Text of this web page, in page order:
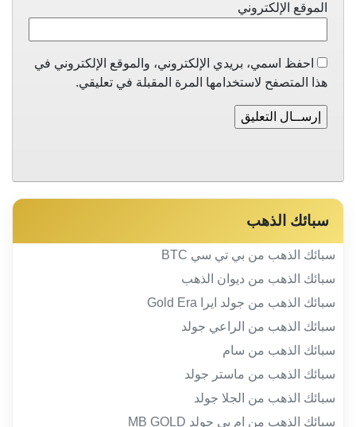
الموقع الإلكتروني
احفظ اسمي، بريدي الإلكتروني، والموقع الإلكتروني في
هذا المتصفح لاستخدامها المرة المقبلة في تعليقي.
سبائك الذهب
سبائك الذهب من بي تي سي BTC
سبائك الذهب من ديوان الذهب
سبائك الذهب من جولد ايرا Gold Era
سبائك الذهب من الراعي جولد
سبائك الذهب من سام
سبائك الذهب من ماستر جولد
سبائك الذهب من الجلا جولد
سبائك الذهب من ام بي جولد MB GOLD